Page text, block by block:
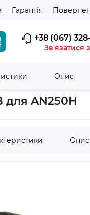
Гарантія
+38 (067)
Зв'язатися
Опис
цвяхозабивачів
для AN250H
Опис